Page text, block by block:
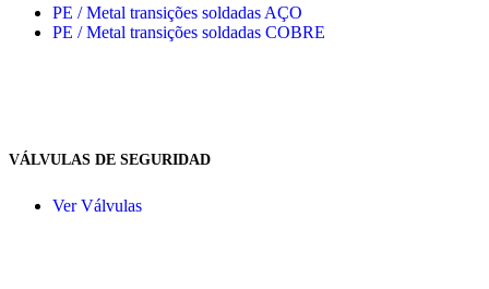
PE / Metal transições soldadas AÇO
PE / Metal transições soldadas COBRE
VÁLVULAS DE SEGURIDAD
Ver Válvulas